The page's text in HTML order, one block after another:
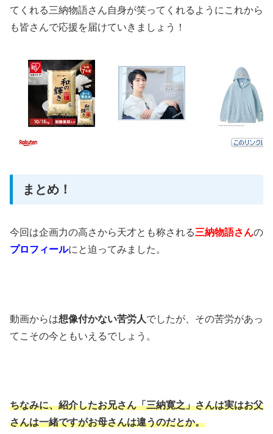
てくれる三納物語さん自身が笑ってくれるようにこれから
も皆さんで応援を届けていきましょう！
まとめ！
今回は企画力の高さから天才とも称される三納物語さんの
プロフィールにと迫ってみました。
動画からは想像付かない苦労人でしたが、その苦労があっ
てこその今ともいえるでしょう。
ちなみに、紹介したお兄さん「三納寛之」さんは実はお父
さんは一緒ですがお母さんは違うのだとか。